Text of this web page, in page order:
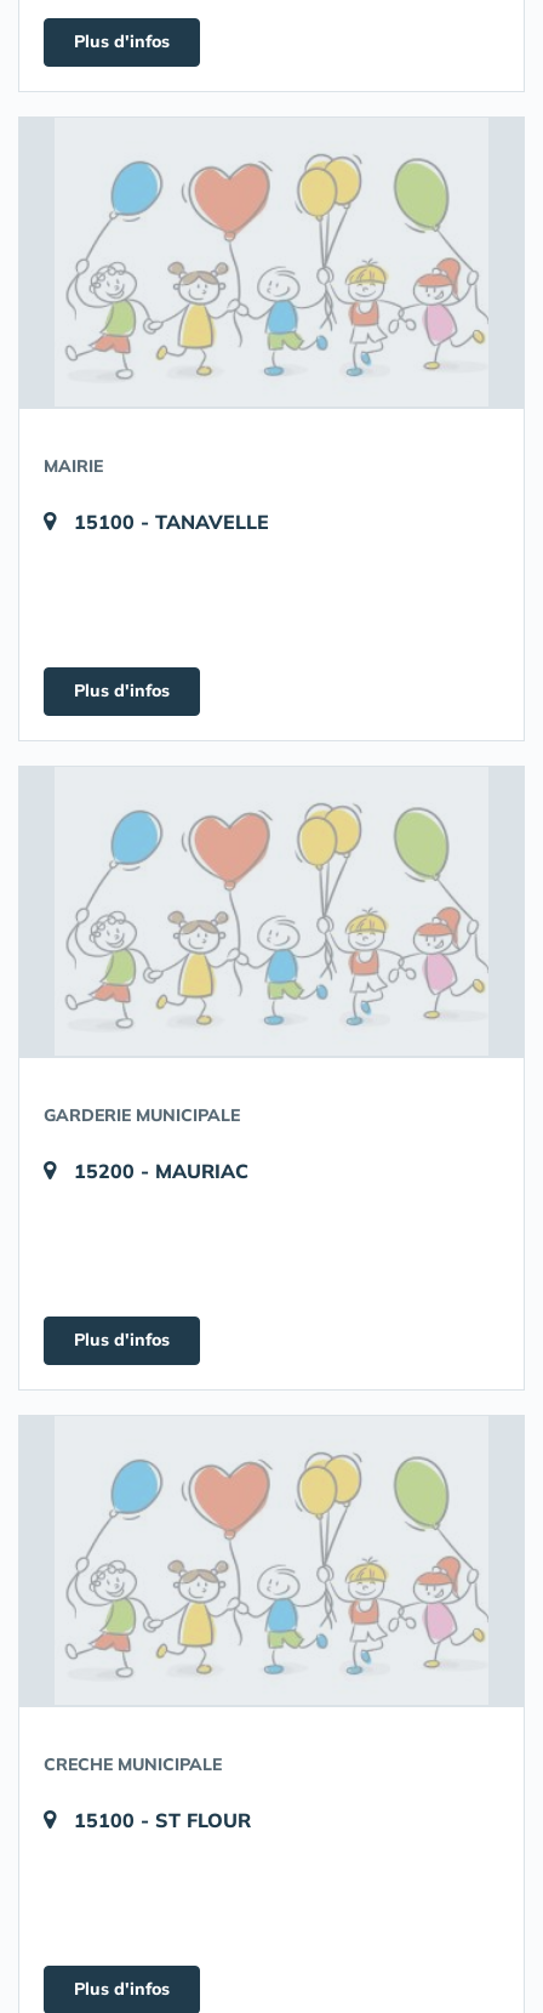
Plus d'infos
MAIRIE
15100 - TANAVELLE
Plus d'infos
GARDERIE MUNICIPALE
15200 - MAURIAC
Plus d'infos
CRECHE MUNICIPALE
15100 - ST FLOUR
Plus d'infos